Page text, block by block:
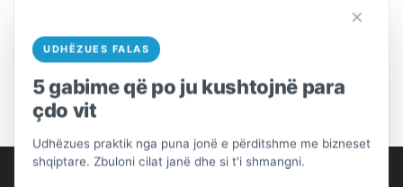
AlProfit
×
UDHËZUES FALAS
5 gabime që po ju kushtojnë para
çdo vit
Udhëzues praktik nga puna jonë e përditshme me bizneset
shqiptare. Zbuloni cilat janë dhe si t'i shmangni.